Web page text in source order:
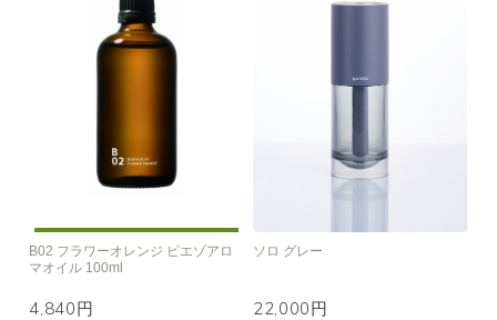
B02 フラワーオレンジ ピエゾアロ
マオイル 100ml
4,840円
ソロ グレー
22,000円